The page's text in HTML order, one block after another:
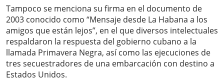
Tampoco se menciona su firma en el documento de
2003 conocido como “Mensaje desde La Habana a los
amigos que están lejos”, en el que diversos intelectuales
respaldaron la respuesta del gobierno cubano a la
llamada Primavera Negra, así como las ejecuciones de
tres secuestradores de una embarcación con destino a
Estados Unidos.